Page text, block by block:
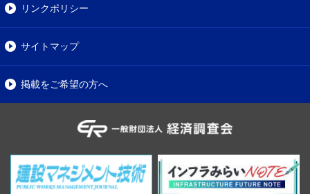
リンクポリシー
サイトマップ
掲載をご希望の方へ